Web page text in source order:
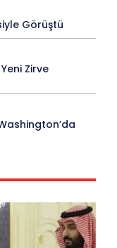
Görüştü
Zirve